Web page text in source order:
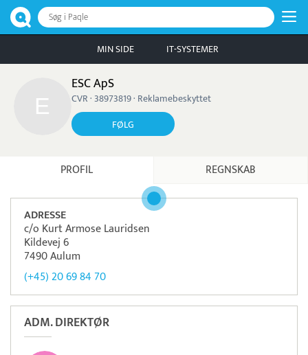
Søg i Paqle
MIN SIDE IT-SYSTEMER
ESC ApS
CVR · 38973819 · Reklamebeskyttet
FØLG
PROFIL REGNSKAB
ADRESSE
c/o Kurt Armose Lauridsen
Kildevej 6
7490 Aulum
(+45) 20 69 84 70
ADM. DIREKTØR